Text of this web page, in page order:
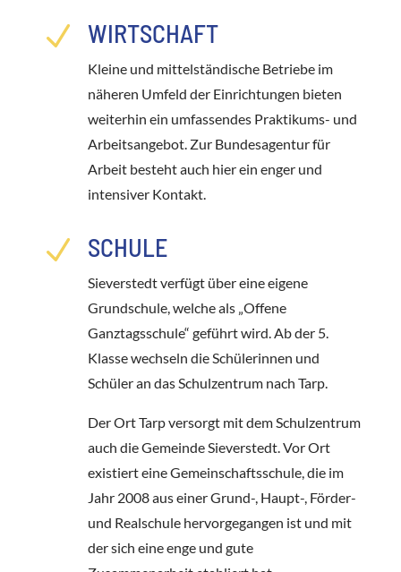
N WIRTSCHAFT
Kleine und mittelständische Betriebe im
näheren Umfeld der Einrichtungen bieten
weiterhin ein umfassendes Praktikums- und
Arbeitsangebot. Zur Bundesagentur für
Arbeit besteht auch hier ein enger und
intensiver Kontakt.
N SCHULE
Sieverstedt verfügt über eine eigene
Grundschule, welche als „Offene
Ganztagsschule“ geführt wird. Ab der 5.
Klasse wechseln die Schülerinnen und
Schüler an das Schulzentrum nach Tarp.
Der Ort Tarp versorgt mit dem Schulzentrum
auch die Gemeinde Sieverstedt. Vor Ort
existiert eine Gemeinschaftsschule, die im
Jahr 2008 aus einer Grund-, Haupt-, Förder-
und Realschule hervorgegangen ist und mit
der sich eine enge und gute